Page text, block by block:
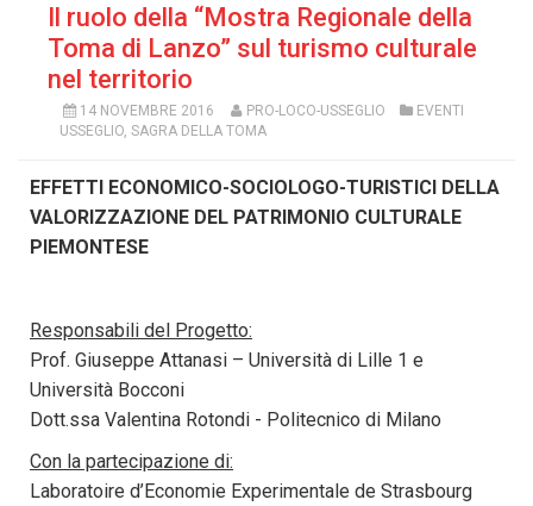
Il ruolo della “Mostra Regionale della
Toma di Lanzo” sul turismo culturale
nel territorio
14 NOVEMBRE 2016 PRO-LOCO-USSEGLIO
EVENTI
USSEGLIO SAGRA DELLA TOMA
EFFETTI ECONOMICO-SOCIOLOGO-TURISTICI DELLA
VALORIZZAZIONE DEL PATRIMONIO CULTURALE
PIEMONTESE
Responsabili del Progetto:
Prof. Giuseppe Attanasi – Università di Lille 1 e
Università Bocconi
Dott.ssa Valentina Rotondi - Politecnico di Milano
Con la partecipazione di:
Laboratoire d’Economie Experimentale de Strasbourg